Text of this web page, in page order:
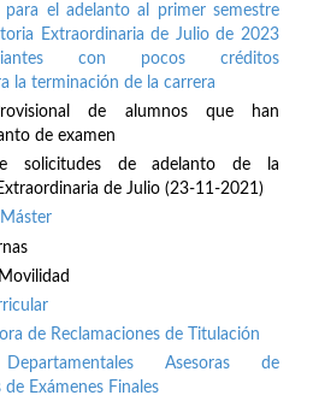
para el adelanto al primer semestre
Extraordinaria de Julio de 2023
con pocos créditos
la terminación de la carrera
de alumnos que han
de examen
solicitudes de adelanto de la
de Julio (23-11-2021)
Máster
de Reclamaciones de Titulación
Asesoras de
de Exámenes Finales